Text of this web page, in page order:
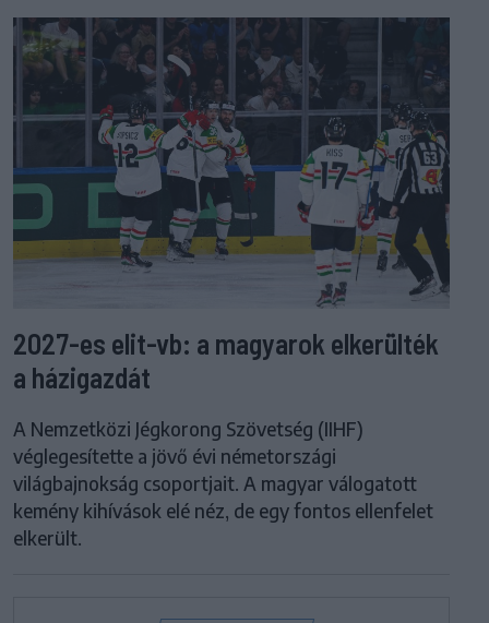
2027-es elit-vb: a magyarok elkerülték
a házigazdát
A Nemzetközi Jégkorong Szövetség (IIHF)
véglegesítette a jövő évi németországi
világbajnokság csoportjait. A magyar válogatott
kemény kihívások elé néz, de egy fontos ellenfelet
elkerült.